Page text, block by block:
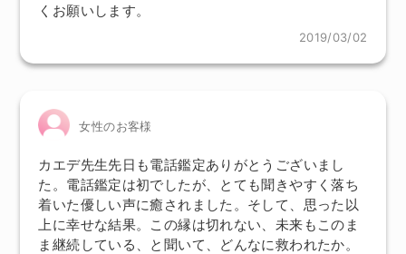
くお願いします。
2019/03/02
女性のお客様
カエデ先生先日も電話鑑定ありがとうございまし
た。電話鑑定は初でしたが、とても聞きやすく落ち
着いた優しい声に癒されました。そして、思った以
上に幸せな結果。この縁は切れない、未来もこのま
ま継続している、と聞いて、どんなに救われたか。